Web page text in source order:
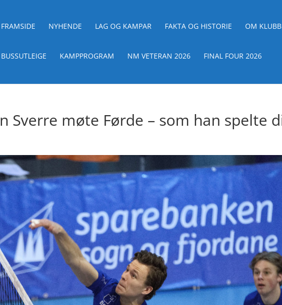
FRAMSIDE NYHENDE LAG OG KAMPAR FAKTA OG HISTORIE OM
BUSSUTLEIGE KAMPPROGRAM NM VETERAN 2026 FINAL FOUR 2026
Sverre møte Førde – som han spelte